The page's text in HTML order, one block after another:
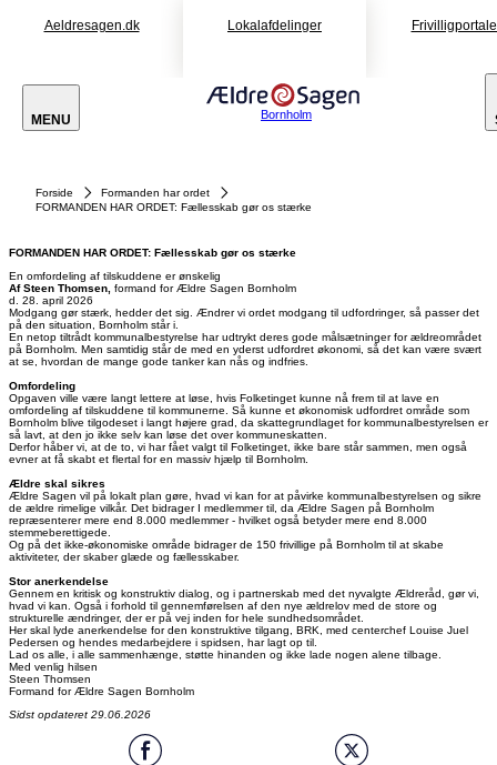
Aeldresagen.dk Lokalafdelinger
MENU Bornholm
Forside
Formanden har ordet
FORMANDEN HAR ORDET: Fællesskab gør os stærke
FORMANDEN HAR ORDET: Fællesskab gør os stærke
En omfordeling af tilskuddene er ønskelig
Af Steen Thomsen, formand for Ældre Sagen Bornholm
d. 28. april 2026
Modgang gør stærk, hedder det sig. Ændrer vi ordet modgang til udfordringer, så passer det
på den situation, Bornholm står i.
En netop tiltrådt kommunalbestyrelse har udtrykt deres gode målsætninger for ældreområdet
på Bornholm. Men samtidig står de med en yderst udfordret økonomi, så det kan være svært
at se, hvordan de mange gode tanker kan nås og indfries.
Omfordeling
Opgaven ville være langt lettere at løse, hvis Folketinget kunne nå frem til at lave en
omfordeling af tilskuddene til kommunerne. Så kunne et økonomisk udfordret område som
Bornholm blive tilgodeset i langt højere grad, da skattegrundlaget for kommunalbestyrelsen er
så lavt, at den jo ikke selv kan løse det over kommuneskatten.
Derfor håber vi, at de to, vi har fået valgt til Folketinget, ikke bare står sammen, men også
evner at få skabt et flertal for en massiv hjælp til Bornholm.
Ældre skal sikres
Ældre Sagen vil på lokalt plan gøre, hvad vi kan for at påvirke kommunalbestyrelsen og sikre
de ældre rimelige vilkår. Det bidrager I medlemmer til, da Ældre Sagen på Bornholm
repræsenterer mere end 8.000 medlemmer - hvilket også betyder mere end 8.000
stemmeberettigede.
Og på det ikke-økonomiske område bidrager de 150 frivillige på Bornholm til at skabe
aktiviteter, der skaber glæde og fællesskaber.
Stor anerkendelse
Gennem en kritisk og konstruktiv dialog, og i partnerskab med det nyvalgte Ældreråd, gør vi,
hvad vi kan. Også i forhold til gennemførelsen af den nye ældrelov med de store og
strukturelle ændringer, der er på vej inden for hele sundhedsområdet.
Her skal lyde anerkendelse for den konstruktive tilgang, BRK, med centerchef Louise Juel
Pedersen og hendes medarbejdere i spidsen, har lagt op til.
Lad os alle, i alle sammenhænge, støtte hinanden og ikke lade nogen alene tilbage.
Med venlig hilsen
Steen Thomsen
Formand for Ældre Sagen Bornholm
Sidst opdateret 29.06.2026